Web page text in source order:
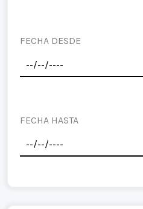
FECHA DESDE
FECHA HASTA